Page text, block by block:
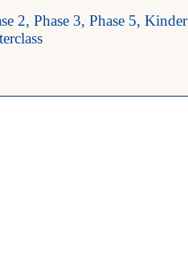
2, Phase 3, Phase 5, Kinder